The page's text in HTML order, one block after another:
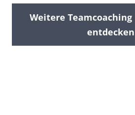
Weitere
entdecken